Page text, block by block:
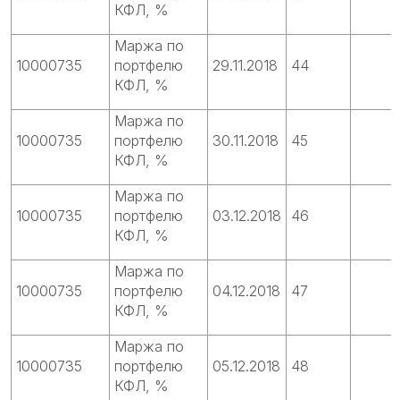
КФЛ, %
10000735
Маржа по
портфелю
КФЛ, %
29.11.2018 44
10000735
Маржа по
портфелю
КФЛ, %
30.11.2018 45
10000735
Маржа по
портфелю
КФЛ, %
03.12.2018 46
10000735
Маржа по
портфелю
КФЛ, %
04.12.2018 47
10000735
Маржа по
портфелю
КФЛ, %
05.12.2018 48